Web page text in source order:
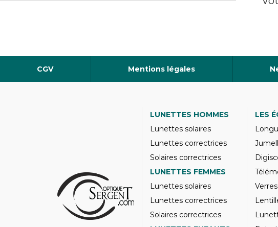
CGV Mentions légales
LUNETTES HOMMES
Lunettes solaires
Lunettes correctrices
Solaires correctrices
LUNETTES FEMMES
Lunettes solaires
Lunettes correctrices
Solaires correctrices
LES